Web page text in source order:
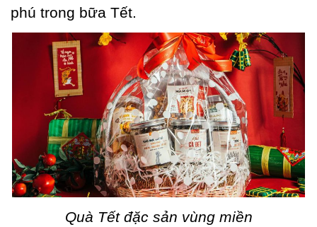
phú trong bữa Tết.
Quà Tết đặc sản vùng miền